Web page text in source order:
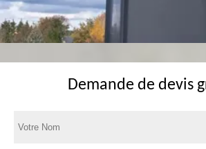
Demande de devis